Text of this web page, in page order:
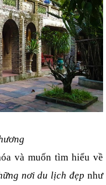
và muốn tìm hiểu về
nơi du lịch đẹp như